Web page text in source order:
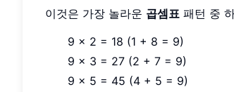
이것은 가장 놀라운 곱셈표 패턴 중
9 x 2 = 18 (1 + 8 = 9)
9 x 3 = 27 (2 + 7 = 9)
9 x 5 = 45 (4 + 5 = 9)